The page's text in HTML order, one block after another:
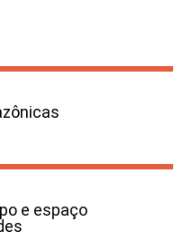
e espaço